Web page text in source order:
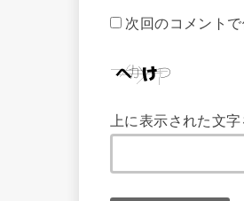
次回のコメント
上に表示された文